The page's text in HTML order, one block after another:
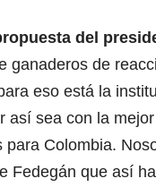
del
ganaderos de
eso está la
así sea con la
para Colombia.
Fedegán que así